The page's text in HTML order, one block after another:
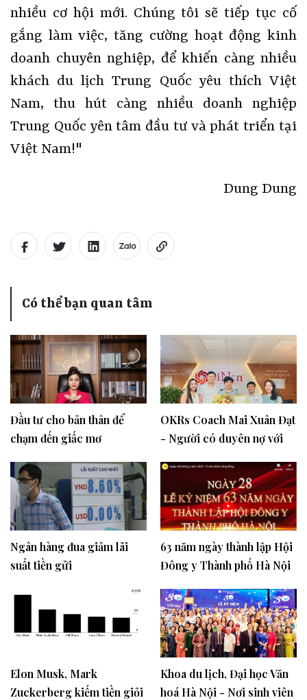
nhiều cơ hội mới. Chúng tôi sẽ tiếp tục cố
gắng làm việc, tăng cường hoạt động kinh
doanh chuyên nghiệp, để khiến càng nhiều
khách du lịch Trung Quốc yêu thích Việt
Nam, thu hút càng nhiều doanh nghiệp
Trung Quốc yên tâm đầu tư và phát triển tại
Việt Nam!"
Dung Dung
Có thể bạn quan tâm
Đầu tư cho bản thân để
chạm đến giấc mơ
OKRs Coach Mai Xuân Đạt
- Người có duyên nợ với
Ngân hàng đua giảm lãi
suất tiền gửi
63 năm ngày thành lập Hội
Đông y Thành phố Hà Nội
“Vì sức khỏe cộng đồng"
Elon Musk, Mark
Zuckerberg kiếm tiền giỏi
Khoa du lịch, Đại học Văn
hoá Hà Nội - Nơi sinh viên